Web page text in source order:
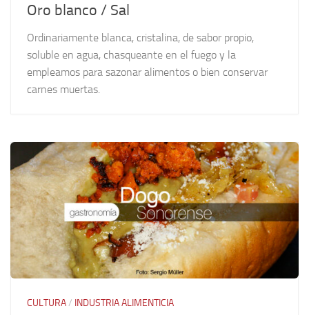
Oro blanco / Sal
Ordinariamente blanca, cristalina, de sabor propio,
soluble en agua, chasqueante en el fuego y la
empleamos para sazonar alimentos o bien conservar
carnes muertas.
CULTURA/ INDUSTRIA ALIMENTICIA